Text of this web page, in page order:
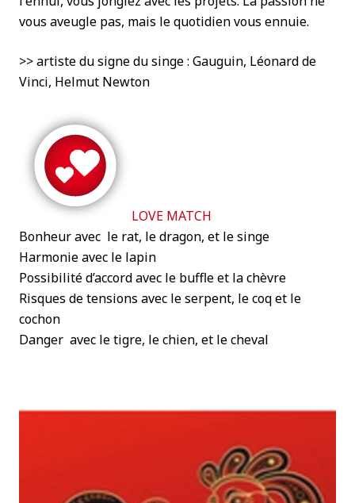
vous aveugle pas, mais le quotidien vous ennuie.
>> artiste du signe du singe : Gauguin, Léonard de
Vinci, Helmut Newton
LOVE MATCH
Bonheur avec le rat, le dragon, et le singe
Harmonie avec le lapin
Possibilité d’accord avec le buffle et la chèvre
Risques de tensions avec le serpent, le coq et le
cochon
Danger avec le tigre, le chien, et le cheval